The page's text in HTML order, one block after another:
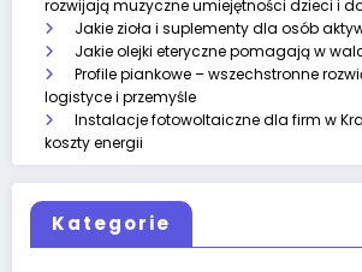
rozwijają muzyczne umiejętności dzieci i
Jakie zioła i suplementy dla osób
Jakie olejki eteryczne pomagają w
Profile piankowe – wszechstronne
logistyce i przemyśle
Instalacje fotowoltaiczne dla firm w
koszty energii
Kategorie